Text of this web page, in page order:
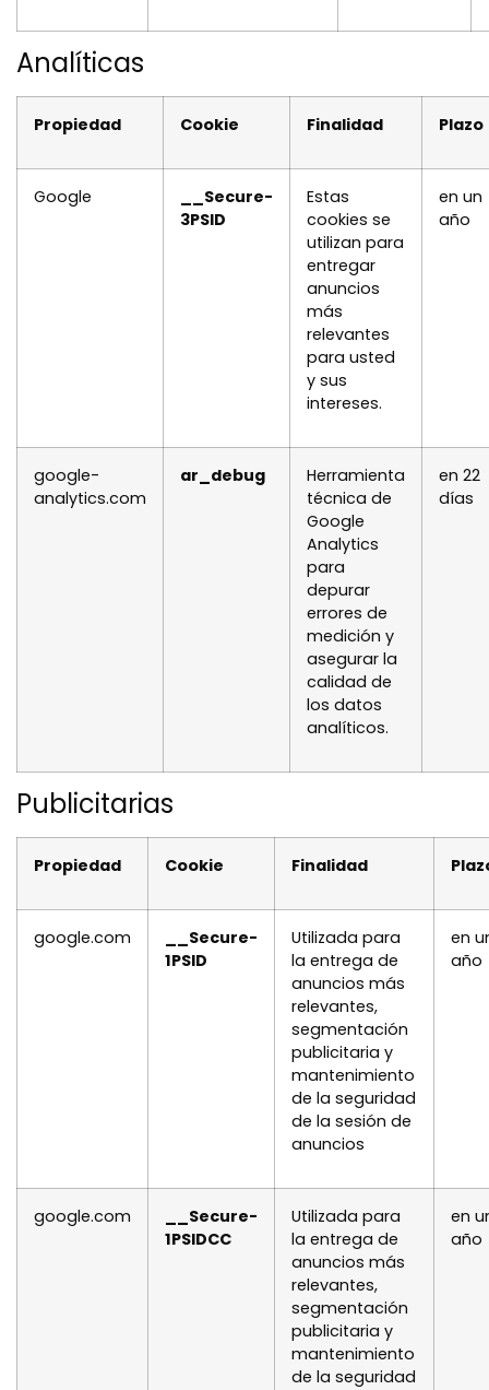
Analíticas
Propiedad Cookie Finalidad Plazo
Google
__Secure-
3PSID
Estas
cookies se
utilizan para
entregar
anuncios
más
relevantes
para usted
y sus
intereses.
en un
año
google-
analytics.com
ar_debug
Herramienta
técnica de
Google
Analytics
para
depurar
errores de
medición y
asegurar la
calidad de
los datos
analíticos.
en 22
días
Publicitarias
Propiedad Cookie Finalidad
google.com
__Secure-
1PSID
Utilizada para
la entrega de
anuncios más
relevantes,
segmentación
publicitaria y
mantenimiento
de la seguridad
de la sesión de
anuncios
en
año
google.com
__Secure-
1PSIDCC
Utilizada para
la entrega de
anuncios más
relevantes,
segmentación
publicitaria y
mantenimiento
de la seguridad
en
año